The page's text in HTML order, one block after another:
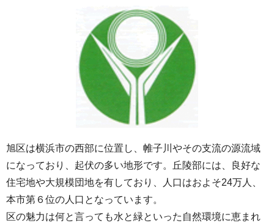
旭区は横浜市の西部に位置し、帷子川やその支流の源流域
になっており、起伏の多い地形です。丘陵部には、良好な
住宅地や大規模団地を有しており、人口はおよそ24万人、
本市第６位の人口となっています。
区の魅力は何と言っても水と緑といった自然環境に恵まれ